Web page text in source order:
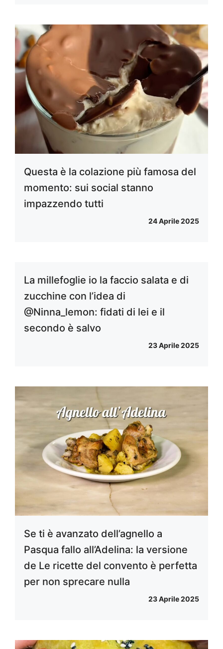
Questa è la colazione più famosa del
momento: sui social stanno
impazzendo tutti
24 Aprile 2025
La millefoglie io la faccio salata e di
zucchine con l’idea di
@Ninna_lemon: fidati di lei e il
secondo è salvo
23 Aprile 2025
Se ti è avanzato dell’agnello a
Pasqua fallo all’Adelina: la versione
de Le ricette del convento è perfetta
per non sprecare nulla
23 Aprile 2025